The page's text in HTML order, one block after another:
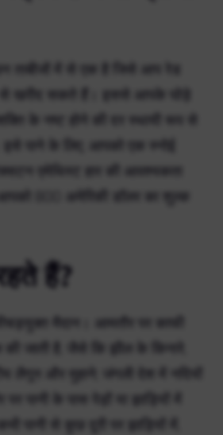
हैं?
मैदान। आमतौर पर काफी
जाती है, जैसे कि झील के किनारे,
लैगून और मुहाने; जंगली देश में नदियों
पानी के पास पेड़ों या झाड़ियों में
पानी से कुछ दूरी पर झाड़ियों में,